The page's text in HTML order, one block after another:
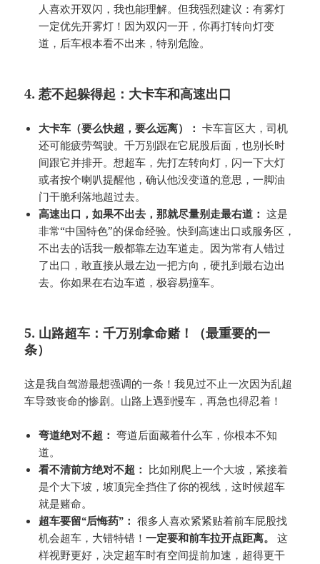
人喜欢开双闪，我也能理解。但我强烈建议：有雾灯
一定优先开雾灯！因为双闪一开，你再打转向灯变
道，后车根本看不出来，特别危险。
4. 惹不起躲得起：大卡车和高速出口
大卡车（要么快超，要么远离）： 卡车盲区大，司机
还可能疲劳驾驶。千万别跟在它屁股后面，也别长时
间跟它并排开。想超车，先打左转向灯，闪一下大灯
或者按个喇叭提醒他，确认他没变道的意思，一脚油
门干脆利落地超过去。
高速出口，如果不出去，那就尽量别走最右道： 这是
非常“中国特色”的保命经验。快到高速出口或服务区，
不出去的话我一般都靠左边车道走。因为常有人错过
了出口，敢直接从最左边一把方向，硬扎到最右边出
去。你如果在右边车道，极容易撞车。
5. 山路超车：千万别拿命赌！（最重要的一
条）
这是我自驾游最想强调的一条！我见过不止一次因为乱超
车导致丧命的惨剧。山路上遇到慢车，再急也得忍着！
弯道绝对不超： 弯道后面藏着什么车，你根本不知
道。
看不清前方绝对不超： 比如刚爬上一个大坡，紧接着
是个大下坡，坡顶完全挡住了你的视线，这时候超车
就是赌命。
超车要留“后悔药”： 很多人喜欢紧紧贴着前车屁股找
机会超车，大错特错！一定要和前车拉开点距离。
这
样视野更好，决定超车时有空间提前加速，超得更干